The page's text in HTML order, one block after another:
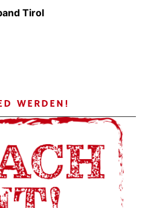
Tirol
WERDEN!